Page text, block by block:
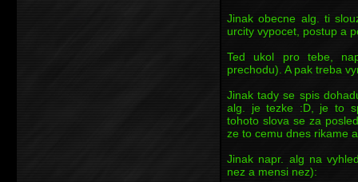
Jinak obecne alg. ti
urcity vypocet, postup a
Ted ukol pro tebe,
prechodu). A pak treba
Jinak tady se spis
alg. je tezke :D, je to
tohoto slova se za
ze to cemu dnes rikame
Jinak napr. alg na
nez a mensi nez):